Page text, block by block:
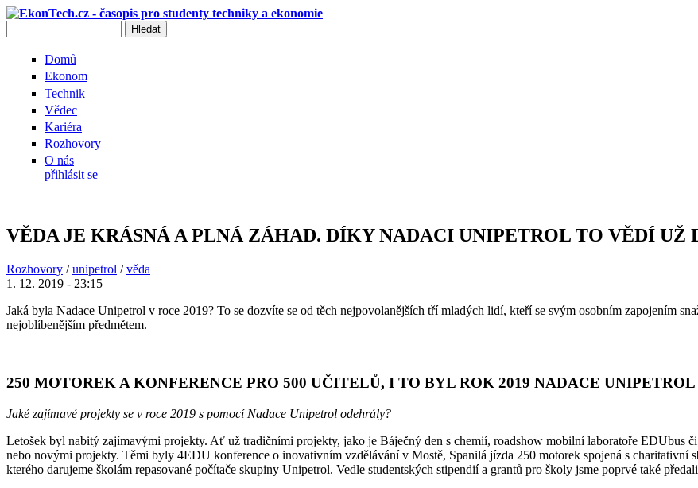
Přejít k hlavnímu obsahu
Domů
Ekonom
Technik
Vědec
Kariéra
Rozhovory
O nás
přihlásit se
VĚDA JE KRÁSNÁ A PLNÁ ZÁHAD. DÍKY NADACI UNIPETROL TO VĚDÍ UŽ
Rozhovory /unipetrol /věda
1. 12. 2019 - 23:15
Jaká byla Nadace Unipetrol v roce 2019? To se dozvíte se od těch nejpovolanějších tří mladých lidí, kteří se svým osobním zapojením
nejoblíbenějším předmětem.
250 MOTOREK A KONFERENCE PRO 500 UČITELŮ, I TO BYL ROK 2019 NADACE UNIPETROL
Jaké zajímavé projekty se v roce 2019 s pomocí Nadace Unipetrol odehrály?
Letošek byl nabitý zajímavými projekty. Ať už tradičními projekty, jako je Báječný den s chemií, roadshow mobilní laboratoře EDUbus
nebo novými projekty. Těmi byly 4EDU konference o inovativním vzdělávání v Mostě, Spanilá jízda 250 motorek spojená s charitativní
kterého darujeme školám repasované počítače skupiny Unipetrol. Vedle studentských stipendií a grantů pro školy jsme poprvé také